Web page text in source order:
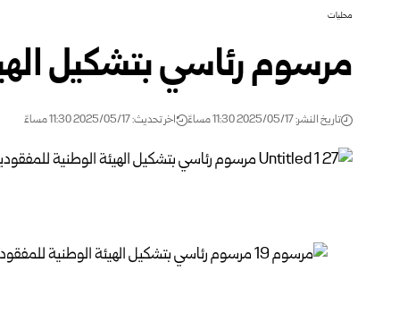
محليات
مرسوم رئاسي بتشكيل
تاريخ النشر: 2025/05/17 11:30 مساءً اخر تحديث: 2025/05/17 11:30 مساءً